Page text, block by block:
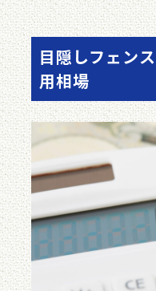
目隠しフェン
用相場